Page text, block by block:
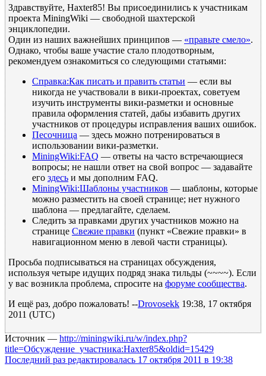
Здравствуйте, Haxter85! Вы присоединились к участникам
проекта MiningWiki — свободной шахтерской
энциклопедии.
Один из наших важнейших принципов — «правьте смело».
Однако, чтобы ваше участие стало плодотворным,
рекомендуем ознакомиться со следующими статьями:
Справка:Как писать и править статьи — если вы
никогда не участвовали в вики-проектах, советуем
изучить инструменты вики-разметки и основные
правила оформления статей, дабы избавить других
участников от процедуры исправления ваших ошибок.
Песочница — здесь можно потренироваться в
использовании вики-разметки.
MiningWiki:FAQ — ответы на часто встречающиеся
вопросы; не нашли ответ на свой вопрос — задавайте
его здесь и мы дополним FAQ.
MiningWiki:Шаблоны участников — шаблоны, которые
можно разместить на своей странице; нет нужного
шаблона — предлагайте, сделаем.
Следить за правками других участников можно на
странице Свежие правки (пункт «Свежие правки» в
навигационном меню в левой части страницы).
Просьба подписываться на страницах обсуждения,
используя четыре идущих подряд знака тильды (~~~~). Если
у вас возникла проблема, спросите на форуме сообщества.
И ещё раз, добро пожаловать! --Drovosekk 19:38, 17 октября
2011 (UTC)
Источник — http://miningwiki.ru/w/index.php?
title=Обсуждение_участника:Haxter85&oldid=15429
Последний раз редактировалась 17 октября 2011 в 19:38